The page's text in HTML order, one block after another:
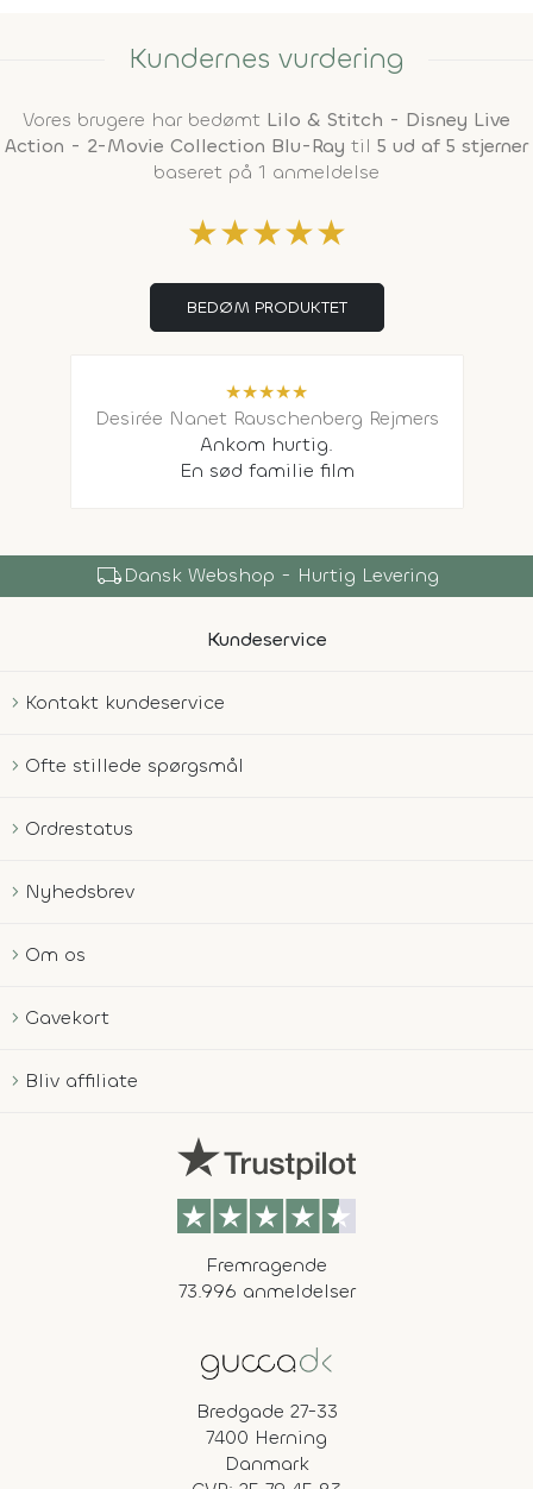
Kundernes vurdering
Vores brugere har bedømt Lilo & Stitch - Disney Live
Action - 2-Movie Collection Blu-Ray til 5 ud af 5 stjerner
baseret på 1 anmeldelse
★★★★★
BEDØM PRODUKTET
★★★★★
Desirée Nanet Rauschenberg Rejmers
Ankom hurtig.
En sød familie film
local_shippingDansk Webshop - Hurtig Levering
Kundeservice
Kontakt kundeservice
Ofte stillede spørgsmål
Ordrestatus
Nyhedsbrev
Om os
Gavekort
Bliv affiliate
Fremragende
73.996 anmeldelser
Bredgade 27-33
7400 Herning
Danmark